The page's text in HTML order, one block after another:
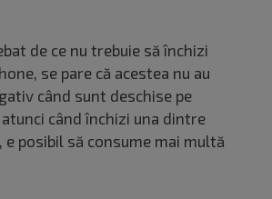
de ce nu trebuie să închizi
se pare că acestea nu au
când sunt deschise pe
când închizi una dintre
e posibil să consume mai multă